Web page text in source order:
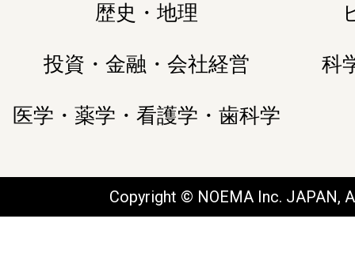
歴史・地理
投資・金融・会社経営 科
医学・薬学・看護学・歯科学
Copyright © NOEMA Inc. JAPAN,